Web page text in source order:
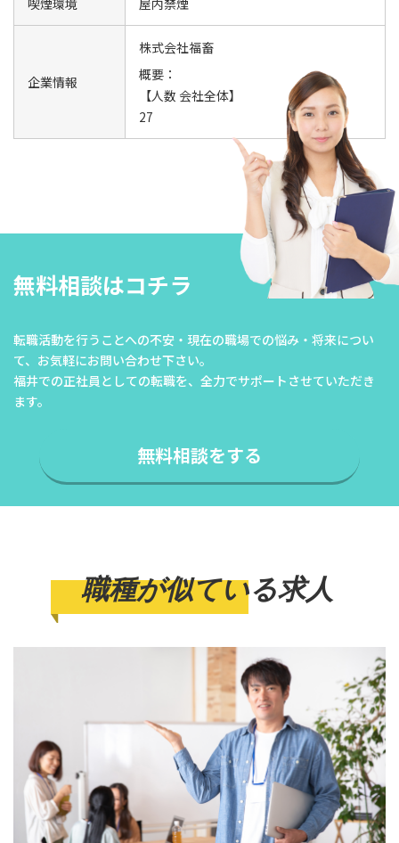
企業情報
株式会社福畜
概要：
【人数 会社全体】
27
無料相談はコチラ
転職活動を行うことへの不安・現在の職場での悩み・将来につい
て、 お気軽にお問い合わせ下さい。
福井での正社員としての転職を、全力でサポートさせていただき
ます。
無料相談をする
職種が似ている求人